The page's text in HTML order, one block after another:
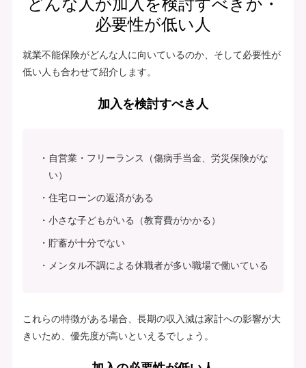
どんな人が加入を検討すべきか・
必要性が低い人
就業不能保険がどんな人に向いているのか、そして必要性が
低い人も合わせて紹介します。
加入を検討すべき人
自営業・フリーランス（傷病手当金、労災保険がな
い）
住宅ローンの返済がある
小さな子どもがいる（教育費がかかる）
貯蓄が十分でない
メンタル不調による休職者が多い職場で働いている
これらの特徴がある場合、長期の収入減は家計への影響が大
きいため、優先度が高いといえるでしょう。